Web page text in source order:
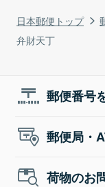
日本郵便トップ
弁財天丁
郵便番号
郵便局・
荷物のお